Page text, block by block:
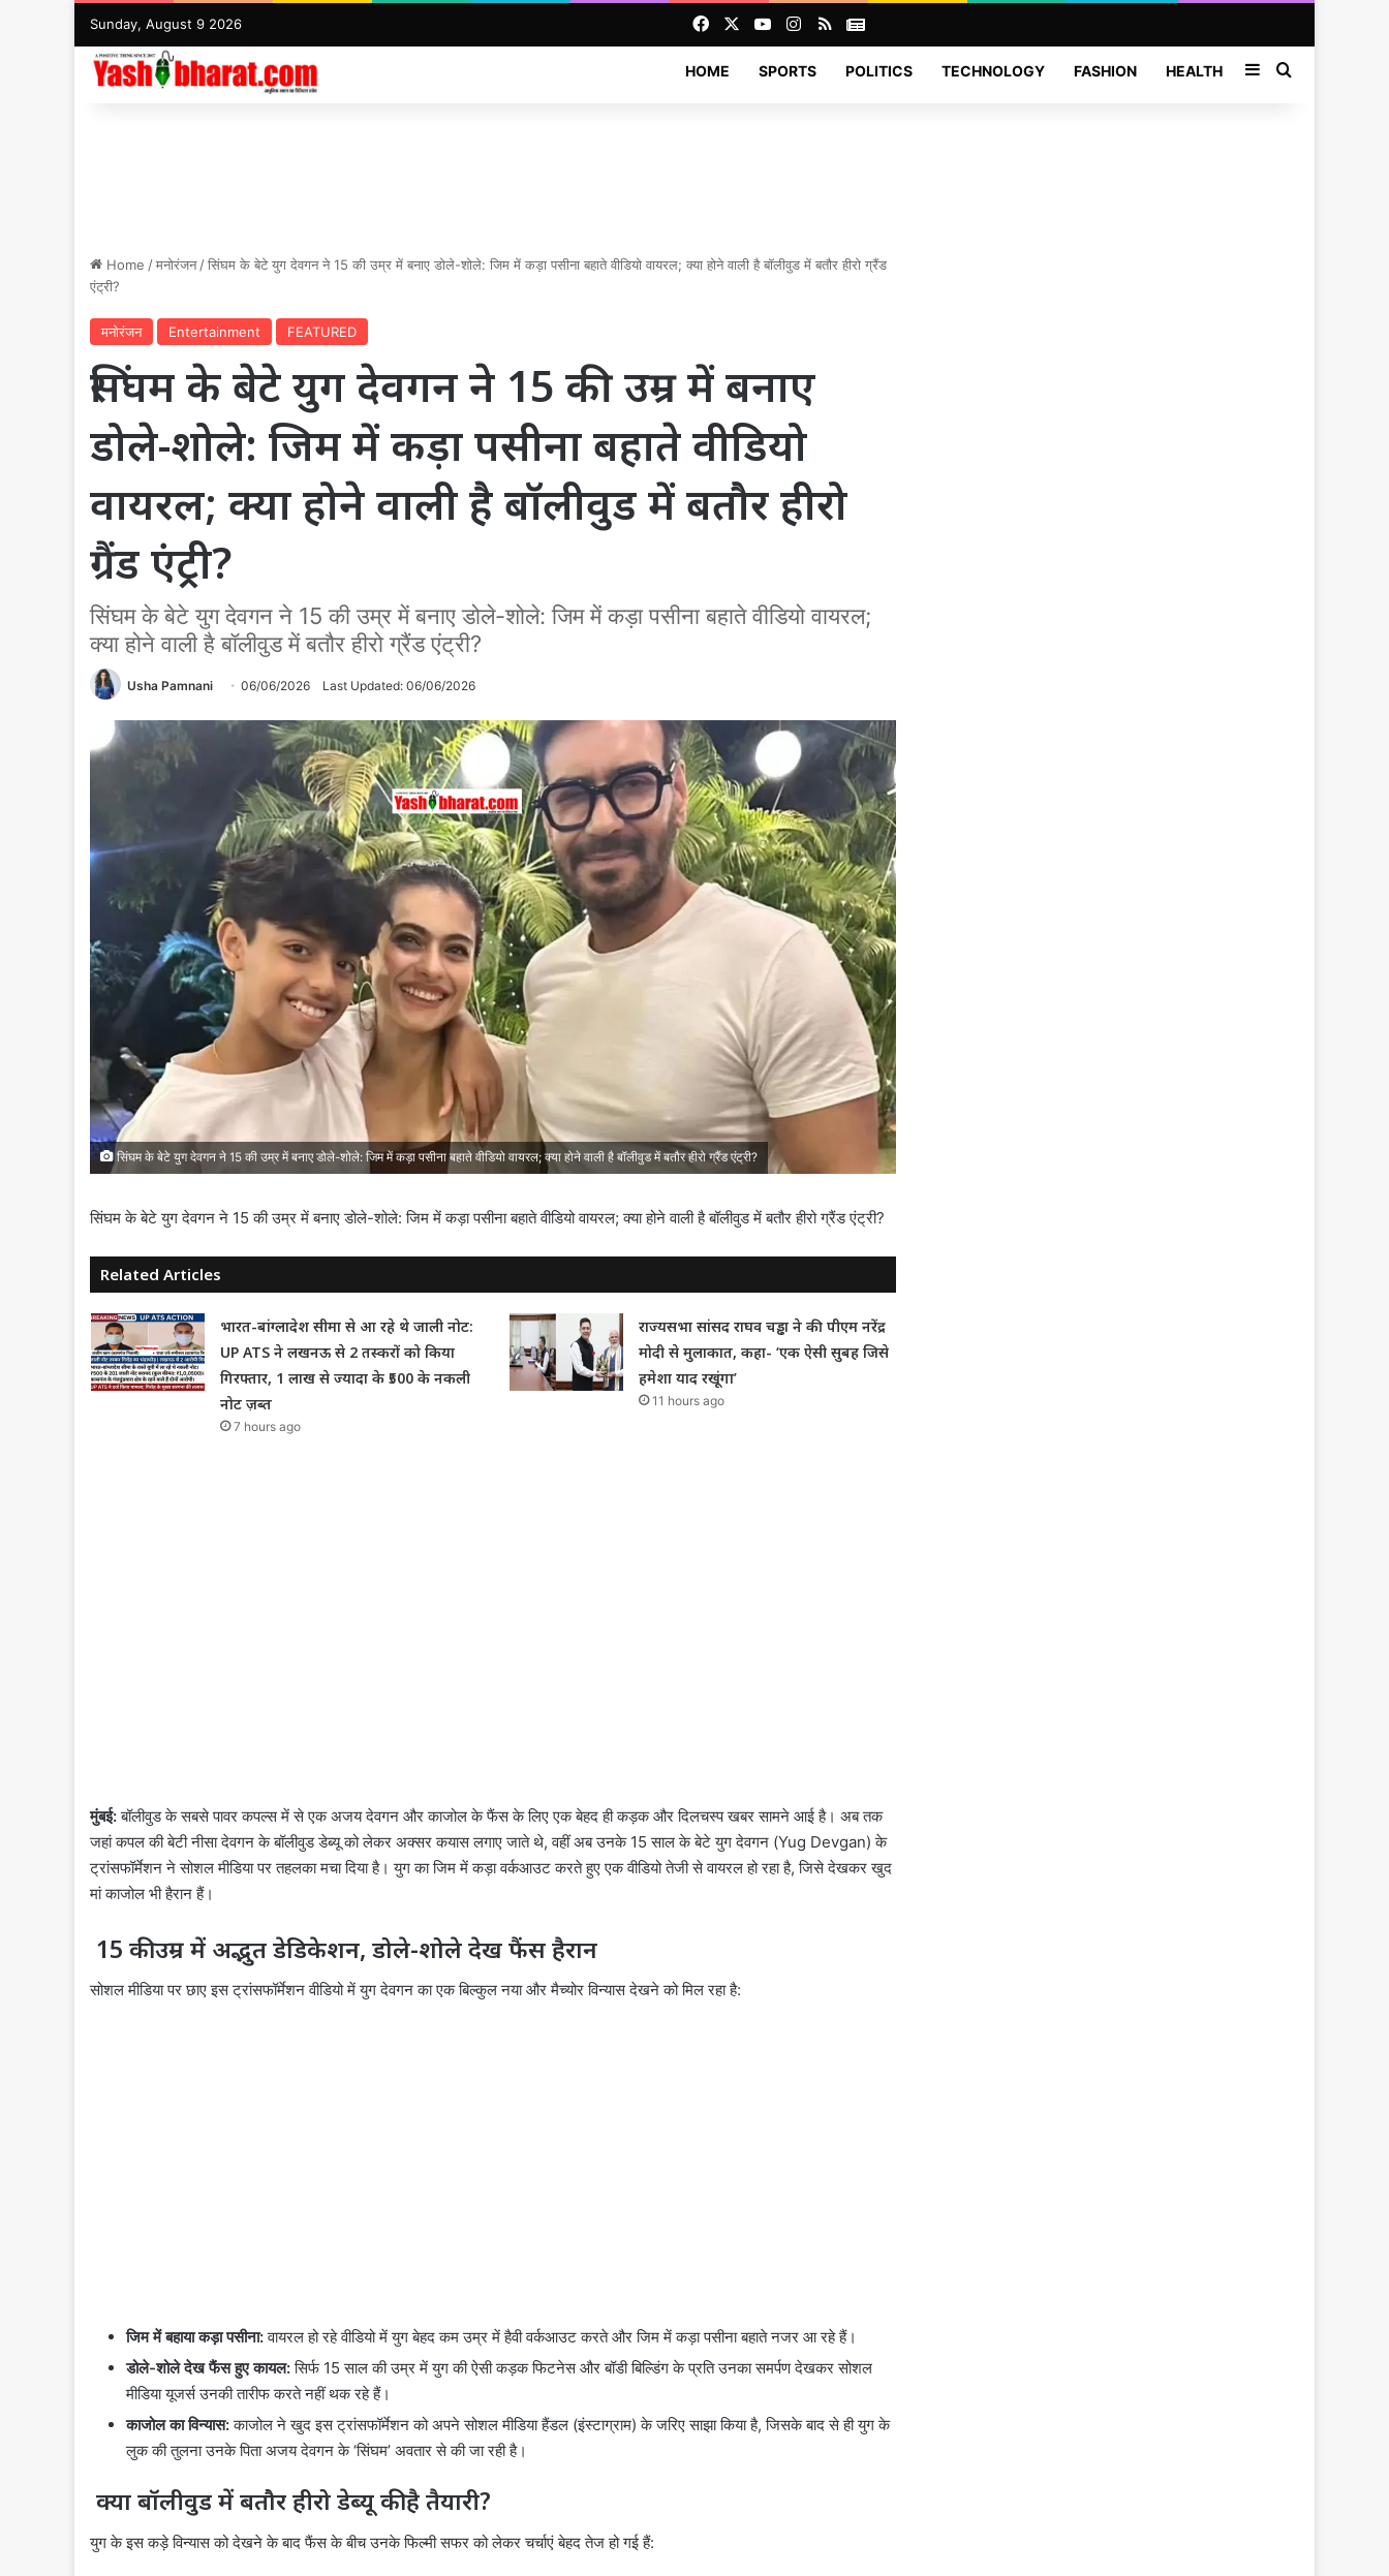
Sunday, August 9 2026 FacebookYouTubeInstagram
RSSNews
HOME SPORTS POLITICS TECHNOLOGY FASHION HEALTH SidebarSearch for
Home /मनोरंजन /सिंघम के बेटे युग देवगन ने 15 की उम्र में बनाए डोले-शोले: जिम में कड़ा पसीना बहाते वीडियो वायरल; क्या होने वाली है बॉलीवुड में बतौर हीरो ग्रैंड
एंट्री?
मनोरंजन Entertainment FEATURED
सिंघम के बेटे युग देवगन ने 15 की उम्र में बनाए
डोले-शोले: जिम में कड़ा पसीना बहाते वीडियो
वायरल; क्या होने वाली है बॉलीवुड में बतौर हीरो
ग्रैंड एंट्री?
सिंघम के बेटे युग देवगन ने 15 की उम्र में बनाए डोले-शोले: जिम में कड़ा पसीना बहाते वीडियो वायरल;
क्या होने वाली है बॉलीवुड में बतौर हीरो ग्रैंड एंट्री?
Usha Pamnani 06/06/2026 Last Updated: 06/06/2026
सिंघम के बेटे युग देवगन ने 15 की उम्र में बनाए डोले-शोले: जिम में कड़ा पसीना बहाते वीडियो वायरल; क्या होने वाली है बॉलीवुड में बतौर हीरो ग्रैंड एंट्री?
सिंघम के बेटे युग देवगन ने 15 की उम्र में बनाए डोले-शोले: जिम में कड़ा पसीना बहाते वीडियो वायरल; क्या होने वाली है बॉलीवुड में बतौर हीरो ग्रैंड एंट्री?
Related Articles
भारत-बांग्लादेश सीमा से आ रहे थे जाली नोट:
UP ATS ने लखनऊ से 2 तस्करों को किया
गिरफ्तार, 1 लाख से ज्यादा के ₹500 के नकली
नोट ज़ब्त
7 hours ago
राज्यसभा सांसद राघव चड्ढा ने की पीएम नरेंद्र
मोदी से मुलाकात, कहा- ‘एक ऐसी सुबह जिसे
हमेशा याद रखूंगा’
11 hours ago
मुंबई:बॉलीवुड के सबसे पावर कपल्स में से एक अजय देवगन और काजोल के फैंस के लिए एक बेहद ही कड़क और दिलचस्प खबर सामने आई है। अब तक
जहां कपल की बेटी नीसा देवगन के बॉलीवुड डेब्यू को लेकर अक्सर कयास लगाए जाते थे, वहीं अब उनके 15 साल के बेटे युग देवगन (Yug Devgan) के
ट्रांसफॉर्मेशन ने सोशल मीडिया पर तहलका मचा दिया है। युग का जिम में कड़ा वर्कआउट करते हुए एक वीडियो तेजी से वायरल हो रहा है, जिसे देखकर खुद
मां काजोल भी हैरान हैं।
15 की उम्र में अद्भुत डेडिकेशन, डोले-शोले देख फैंस हैरान
सोशल मीडिया पर छाए इस ट्रांसफॉर्मेशन वीडियो में युग देवगन का एक बिल्कुल नया और मैच्योर विन्यास देखने को मिल रहा है:
जिम में बहाया कड़ा पसीना:वायरल हो रहे वीडियो में युग बेहद कम उम्र में हैवी वर्कआउट करते और जिम में कड़ा पसीना बहाते नजर आ रहे हैं।
डोले-शोले देख फैंस हुए कायल:सिर्फ 15 साल की उम्र में युग की ऐसी कड़क फिटनेस और बॉडी बिल्डिंग के प्रति उनका समर्पण देखकर सोशल
मीडिया यूजर्स उनकी तारीफ करते नहीं थक रहे हैं।
काजोल का विन्यास:काजोल ने खुद इस ट्रांसफॉर्मेशन को अपने सोशल मीडिया हैंडल (इंस्टाग्राम) के जरिए साझा किया है, जिसके बाद से ही युग के
लुक की तुलना उनके पिता अजय देवगन के ‘सिंघम’ अवतार से की जा रही है।
क्या बॉलीवुड में बतौर हीरो डेब्यू की है तैयारी?
युग के इस कड़े विन्यास को देखने के बाद फैंस के बीच उनके फिल्मी सफर को लेकर चर्चाएं बेहद तेज हो गई हैं: